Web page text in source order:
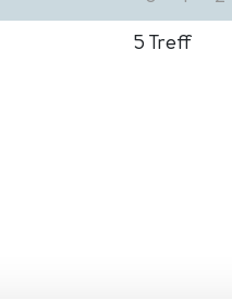
5 Treff